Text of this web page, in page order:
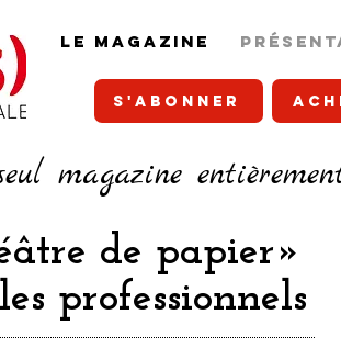
LE MAGAZINE
S'ABONNER
magazine
de papier»
professionnels